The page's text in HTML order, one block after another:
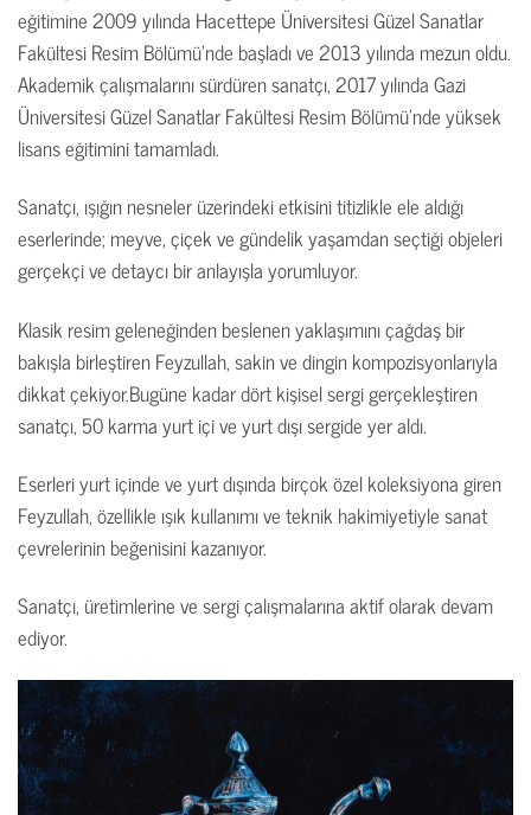
eğitimine 2009 yılında Hacettepe Üniversitesi Güzel Sanatlar
Fakültesi Resim Bölümü’nde başladı ve 2013 yılında mezun oldu.
Akademik çalışmalarını sürdüren sanatçı, 2017 yılında Gazi
Üniversitesi Güzel Sanatlar Fakültesi Resim Bölümü’nde yüksek
lisans eğitimini tamamladı.
Sanatçı, ışığın nesneler üzerindeki etkisini titizlikle ele aldığı
eserlerinde; meyve, çiçek ve gündelik yaşamdan seçtiği objeleri
gerçekçi ve detaycı bir anlayışla yorumluyor.
Klasik resim geleneğinden beslenen yaklaşımını çağdaş bir
bakışla birleştiren Feyzullah, sakin ve dingin kompozisyonlarıyla
dikkat çekiyor.Bugüne kadar dört kişisel sergi gerçekleştiren
sanatçı, 50 karma yurt içi ve yurt dışı sergideyer aldı.
Eserleri yurt içinde ve yurt dışında birçok özel koleksiyona giren
Feyzullah, özellikle ışık kullanımı ve teknik hakimiyetiyle sanat
çevrelerinin beğenisini kazanıyor.
Sanatçı, üretimlerine ve sergi çalışmalarına aktif olarak devam
ediyor.